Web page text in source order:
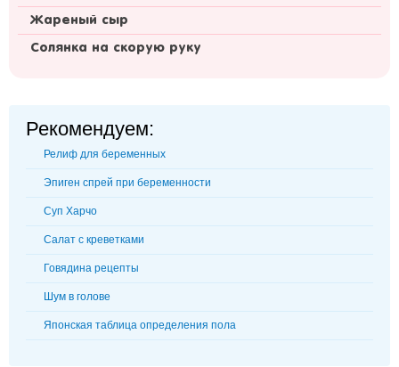
Жареный сыр
Солянка на скорую руку
Рекомендуем:
Релиф для беременных
Эпиген спрей при беременности
Суп Харчо
Салат с креветками
Говядина рецепты
Шум в голове
Японская таблица определения пола